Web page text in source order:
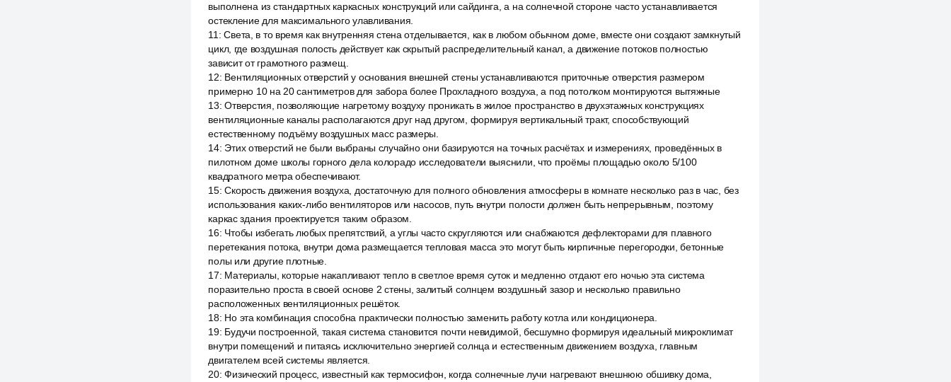
выполнена из стандартных каркасных конструкций или сайдинга, а на солнечной стороне часто устанавливается
остекление для максимального улавливания.
11 :Света, в то время как внутренняя стена отделывается, как в любом обычном доме, вместе они создают замкнутый
цикл, где воздушная полость действует как скрытый распределительный канал, а движение потоков полностью
зависит от грамотного размещ.
12: Вентиляционных отверстий у основания внешней стены устанавливаются приточные отверстия размером
примерно 10 на 20 сантиметров для забора более Прохладного воздуха, а под потолком монтируются вытяжные
13:Отверстия, позволяющие нагретому воздуху проникать в жилое пространство в двухэтажных конструкциях
вентиляционные каналы располагаются друг над другом, формируя вертикальный тракт, способствующий
естественному подъёму воздушных масс размеры.
14: Этих отверстий не были выбраны случайно они базируются на точных расчётах и измерениях, проведённых в
пилотном доме школы горного дела колорадо исследователи выяснили, что проёмы площадью около 5/100
квадратного метра обеспечивают.
15:Скорость движения воздуха, достаточную для полного обновления атмосферы в комнате несколько раз в час, без
использования каких-либо вентиляторов или насосов, путь внутри полости должен быть непрерывным, поэтому
каркас здания проектируется таким образом.
16: Чтобы избегать любых препятствий, а углы часто скругляются или снабжаются дефлекторами для плавного
перетекания потока, внутри дома размещается тепловая масса это могут быть кирпичные перегородки, бетонные
полы или другие плотные.
17: Материалы, которые накапливают тепло в светлое время суток и медленно отдают его ночью эта система
поразительно проста в своей основе 2 стены, залитый солнцем воздушный зазор и несколько правильно
расположенных вентиляционных решёток.
18: Но эта комбинация способна практически полностью заменить работу котла или кондиционера.
19: Будучи построенной, такая система становится почти невидимой, бесшумно формируя идеальный микроклимат
внутри помещений и питаясь исключительно энергией солнца и естественным движением воздуха, главным
двигателем всей системы является.
20:Физический процесс, известный как термосифон, когда солнечные лучи нагревают внешнюю обшивку дома,